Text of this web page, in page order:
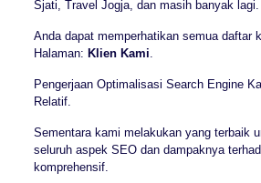
Sjati, Travel Jogja, dan masih banyak lagi.
Anda dapat memperhatikan semua daftar
Halaman: Klien Kami
Pengerjaan Optimalisasi Search Engine
Relatif.
Sementara kami melakukan yang terbaik
seluruh aspek SEO dan dampaknya
komprehensif.